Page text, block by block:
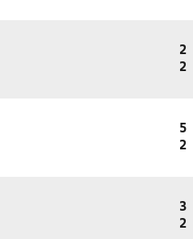
2
2
5
2
3
2